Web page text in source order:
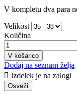
V kompletu dva para
Velikost
Količina
V košarico
Dodaj na seznam želja
 Izdelek je na zalogi